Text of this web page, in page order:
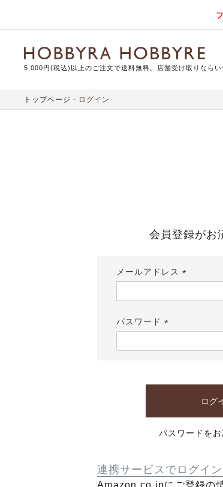
5,000円(税込)以上のご注文で送料無料。店舗受け取りならい
トップページ ログイン
会員登録がお
メールアドレス
須)
パスワード
須)
ログ
パスワードを
連携サービスでログイ
Amazon.co.jpにご登録の